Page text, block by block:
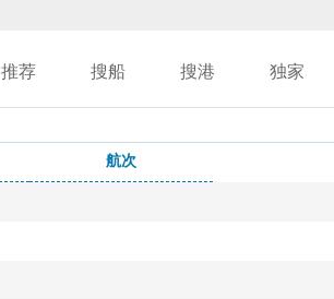
推荐 搜船 搜港 独家
航次